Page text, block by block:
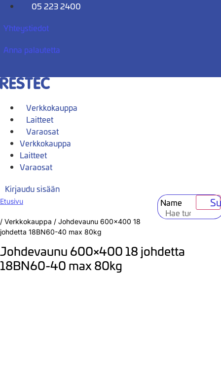
Mene
05 223 2400
Yhteystiedot
Anna palautetta
Verkkokauppa
Laitteet
Varaosat
Verkkokauppa
Laitteet
Varaosat
Kirjaudu sisään
Name
Etusivu
/ Verkkokauppa / Johdevaunu 600×400 18
johdetta 18BN60-40 max 80kg
Johdevaunu 600×400 18 johdetta
18BN60-40 max 80kg